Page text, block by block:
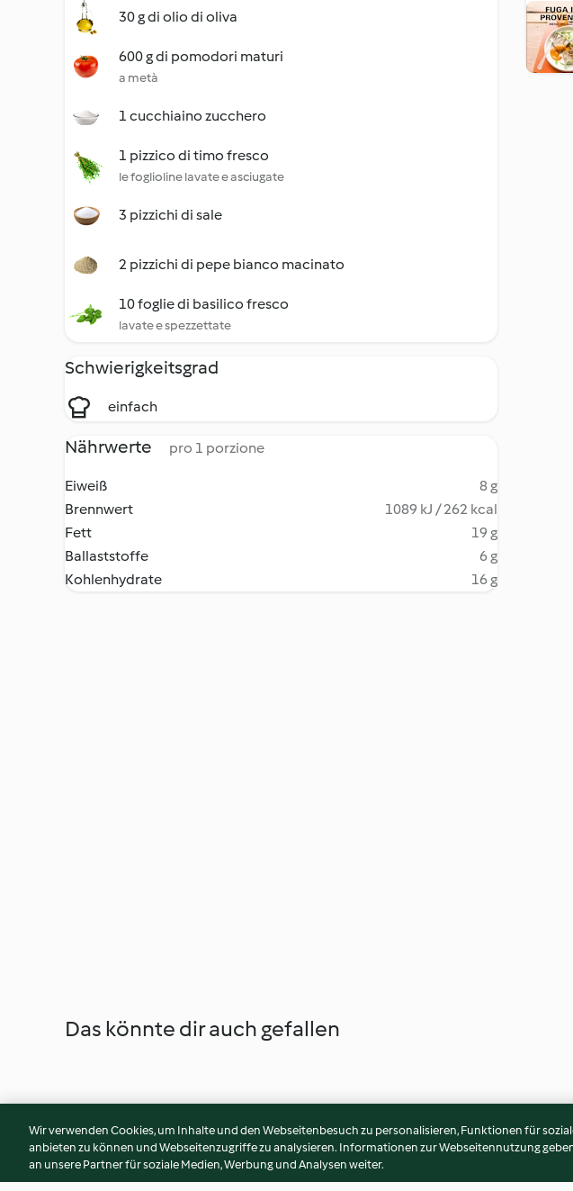
30 g di olio di oliva
600 g di pomodori maturi
a metà
1 cucchiaino zucchero
1 pizzico di timo fresco
le foglioline lavate e asciugate
3 pizzichi di sale
2 pizzichi di pepe bianco macinato
10 foglie di basilico fresco
lavate e spezzettate
Schwierigkeitsgrad
einfach
Nährwerte pro 1 porzione
Eiweiß
8 g
Brennwert
1089 kJ / 262 kcal
Fett
19 g
Ballaststoffe
6 g
Kohlenhydrate
16 g
Das könnte dir auch gefallen
Wir verwenden Cookies, um Inhalte und den Webseitenbesuch zu personalisieren, Funktionen für
anbieten zu können und Webseitenzugriffe zu analysieren. Informationen zur Webseitennutzung
an unsere Partner für soziale Medien, Werbung und Analysen weiter.